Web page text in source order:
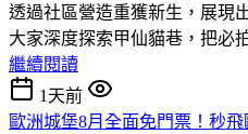
透過社區營造重獲新生，展現
大家深度探索甲仙貓巷，把必
繼續閱讀
1天前
歐洲城堡8月全面免門票！秒